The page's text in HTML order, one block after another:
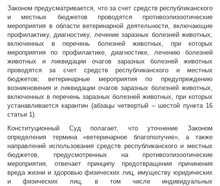
Законом предусматривается, что за счет средств республиканского
и местных бюджетов проводятся противоэпизоотические
мероприятия в области ветеринарной деятельности, включающие
профилактику, диагностику, лечение заразных болезней животных,
включенных в перечень болезней животных, при которых
мероприятия по профилактике, диагностике, лечению болезней
животных и ликвидации очагов заразных болезней животных
проводятся за счет средств республиканского и местных
бюджетов; ветеринарные мероприятия по предупреждению
возникновения и ликвидации очагов заразных болезней животных,
включенных в перечень заразных болезней животных, при которых
устанавливается карантин (абзацы четвертый – шестой пункта 16
статьи 1).
Конституционный Суд полагает, что уточнение Законом
определения термина «ветеринарное благополучие», а также
направлений использования средств республиканского и местных
бюджетов, предусмотренных на противоэпизоотические
мероприятия, отвечает принципу предотвращения причинения
вреда жизни и здоровью физических лиц, имуществу юридических
и физических лиц, в том числе индивидуальных